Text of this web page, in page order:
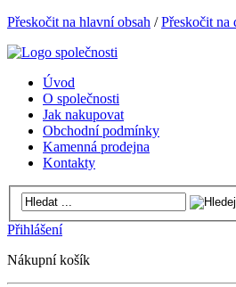
Přeskočit na hlavní obsah /Přeskočit na
Úvod
O společnosti
Jak nakupovat
Obchodní podmínky
Kamenná prodejna
Kontakty
Přihlášení
Nákupní košík